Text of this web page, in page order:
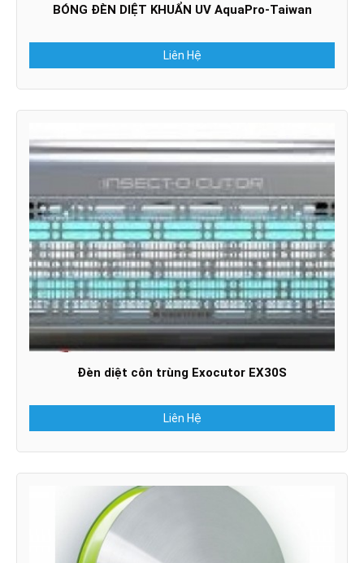
BÓNG ĐÈN DIỆT KHUẨN UV AquaPro-Taiwan
Liên Hệ
Đèn diệt côn trùng Exocutor EX30S
Liên Hệ